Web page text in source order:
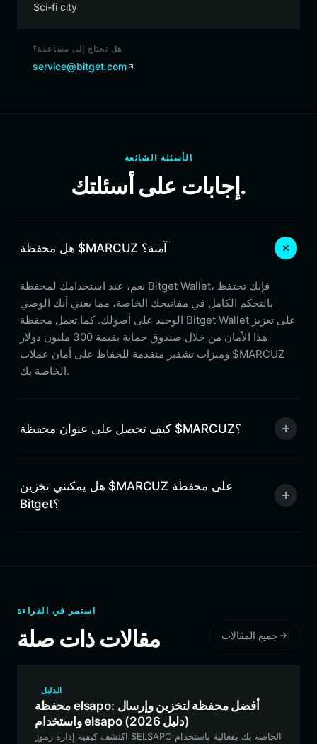
Sci-fi city
هل تحتاج إلى مساعدة؟
service@bitget.com
الأسئلة الشائعة
إجابات على أسئلتك.
هل محفظة $MARCUZ آمنة؟
نعم، عند استخدامك لمحفظة Bitget Wallet، فإنك تحتفظ
بالتحكم الكامل في مفاتيحك الخاصة، مما يعني أنك الوصي
الوحيد على أصولك. كما تعمل محفظة Bitget Wallet على تعزيز
هذا الأمان من خلال صندوق حماية بقيمة 300 مليون دولار
وميزات تشفير متقدمة للحفاظ على أمان عملات $MARCUZ
الخاصة بك.
كيف تحصل على عنوان محفظة $MARCUZ؟
هل يمكنني تخزين $MARCUZ على محفظة
Bitget؟
استمر في القراءة
مقالات ذات صلة جميع المقالات
الدليل
محفظة elsapo: أفضل محفظة لتخزين وإرسال
واستخدام elsapo (دليل 2026)
اكتشف كيفية إدارة رموز $ELSAPO الخاصة بك بفعالية باستخدام